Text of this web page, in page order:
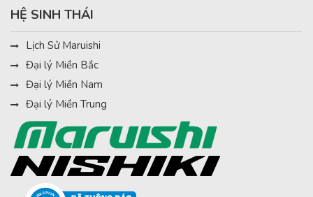
HỆ SINH THÁI
Lịch Sử Maruishi
Đại lý Miền Bắc
Đại lý Miền Nam
Đại lý Miền Trung